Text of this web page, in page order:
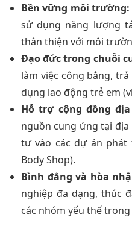
Bền vững môi trường:
sử dụng năng lượng
thân thiện với môi
Đạo đức trong chuỗi
làm việc công bằng,
dụng lao động trẻ em
Hỗ trợ cộng đồng
nguồn cung ứng tại địa
tư vào các dự án phát
Body Shop).
Bình đẳng và hòa
nghiệp đa dạng, thúc
các nhóm yếu thế trong